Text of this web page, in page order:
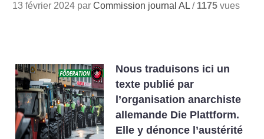
13 février 2024 parCommission journal AL / 1175 vues
Nous traduisons ici un
texte publié par
l’organisation anarchiste
allemande Die Plattform.
Elle y dénonce l’austérité